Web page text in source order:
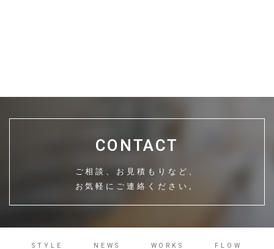
CONTACT
ご相談、お見積もりなど、
お気軽にご連絡ください。
STYLE NEWS WORKS FLOW